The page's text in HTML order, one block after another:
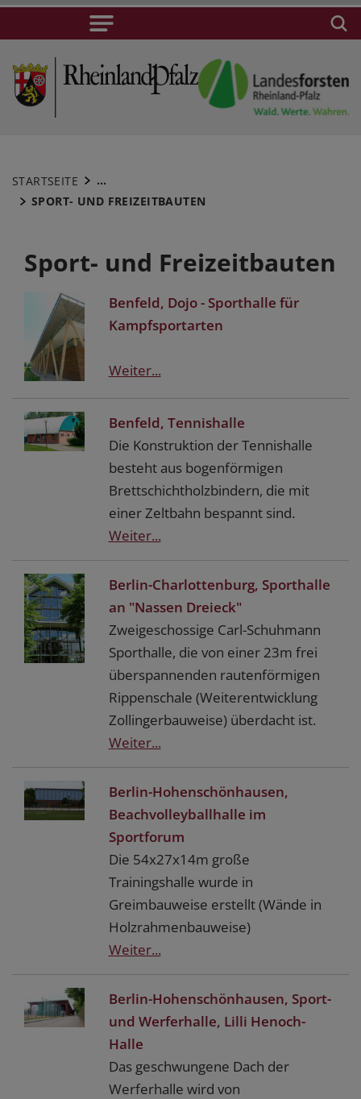
STARTSEITE
...
SPORT- UND FREIZEITBAUTEN
Sport- und Freizeitbauten
Benfeld, Dojo - Sporthalle für
Kampfsportarten
Weiter...
Benfeld, Tennishalle
Die Konstruktion der Tennishalle
besteht aus bogenförmigen
Brettschichtholzbindern, die mit
einer Zeltbahn bespannt sind.
Weiter...
Berlin-Charlottenburg, Sporthalle
an "Nassen Dreieck"
Zweigeschossige Carl-Schuhmann
Sporthalle, die von einer 23m frei
überspannenden rautenförmigen
Rippenschale (Weiterentwicklung
Zollingerbauweise) überdacht ist.
Weiter...
Berlin-Hohenschönhausen,
Beachvolleyballhalle im
Sportforum
Die 54x27x14m große
Trainingshalle wurde in
Greimbauweise erstellt (Wände in
Holzrahmenbauweise)
Weiter...
Berlin-Hohenschönhausen, Sport-
und Werferhalle, Lilli Henoch-
Halle
Das geschwungene Dach der
Werferhalle wird von